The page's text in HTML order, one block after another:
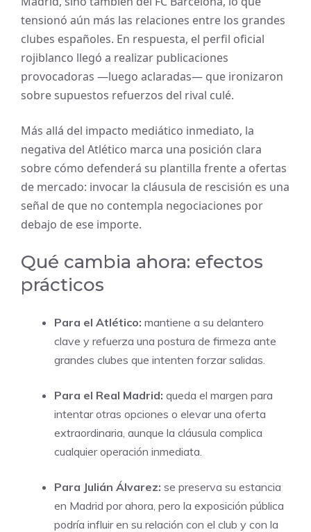
tensionó aún más las relaciones entre los grandes
clubes españoles. En respuesta, el perfil oficial
rojiblanco llegó a realizar publicaciones
provocadoras —luego aclaradas— que ironizaron
sobre supuestos refuerzos del rival culé.
Más allá del impacto mediático inmediato, la
negativa del Atlético marca una posición clara
sobre cómo defenderá su plantilla frente a ofertas
de mercado: invocar la cláusula de rescisión es una
señal de que no contempla negociaciones por
debajo de ese importe.
Qué cambia ahora: efectos
prácticos
Para el Atlético: mantiene a su delantero
clave y refuerza una postura de firmeza ante
grandes clubes que intenten forzar salidas.
Para el Real Madrid: queda el margen para
intentar otras opciones o elevar una oferta
extraordinaria, aunque la cláusula complica
cualquier operación inmediata.
Para Julián Álvarez: se preserva su estancia
en Madrid por ahora, pero la exposición pública
podría influir en su relación con el club y con la